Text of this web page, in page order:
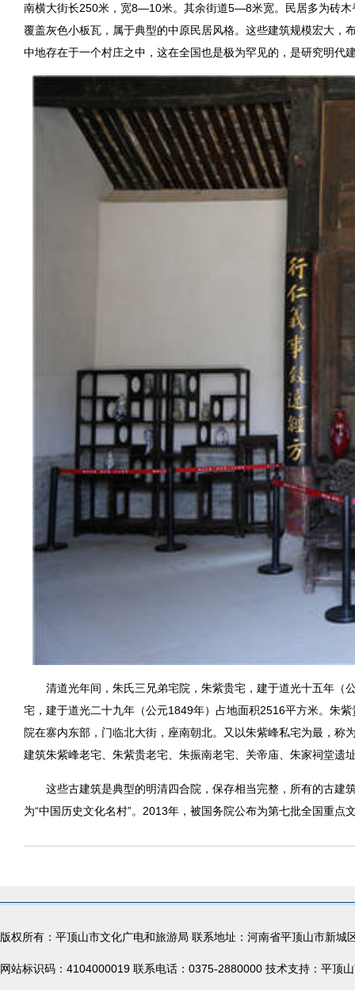
南横大街长250米，宽8—10米。其余街道5—8米宽。民居多为砖木
覆盖灰色小板瓦，属于典型的中原民居风格。这些建筑规模宏大
中地存在于一个村庄之中，这在全国也是极为罕见的，是研究明
清道光年间，朱氏三兄弟宅院，朱紫贵宅，建于道光十五年
宅，建于道光二十九年（公元1849年）占地面积2516平方米。朱
院在寨内东部，门临北大街，座南朝北。又以朱紫峰私宅为最，称
建筑朱紫峰老宅、朱紫贵老宅、朱振南老宅、关帝庙、朱家祠堂遗
这些古建筑是典型的明清四合院，保存相当完整，所有的古建
为“中国历史文化名村”。2013年，被国务院公布为第七批全国重点
版权所有：平顶山市文化广电和旅游局 联系地址：河南省平顶山市新城
网站标识码：4104000019 联系电话：0375-2880000 技术支持：平顶